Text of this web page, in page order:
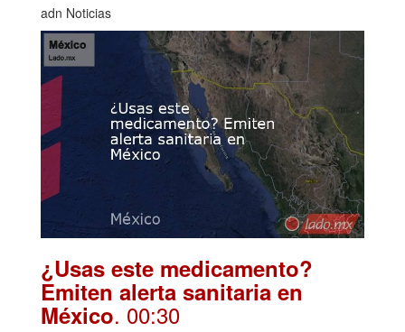
adn Noticias
¿Usas este medicamento?
Emiten alerta sanitaria en
México. 00:30